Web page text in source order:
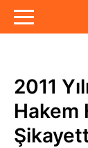
2011
Hakem